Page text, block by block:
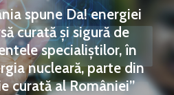
spune Da! energiei
curată și sigură de
specialiștilor, în
nucleară, parte din
curată al României”